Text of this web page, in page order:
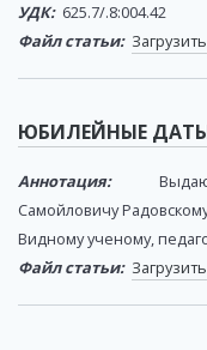
УДК:625.7/.8:004.42
Файл статьи: Загрузить
ЮБИЛЕЙНЫЕ
Аннотация:
Самойловичу
Видному ученому,
Файл статьи: Загрузить